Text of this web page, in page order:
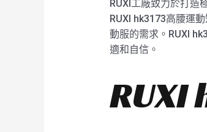
RUXI工廠致力於打造
RUXI hk3173高腰運
動服的需求。RUXI
適和自信。
RUXI